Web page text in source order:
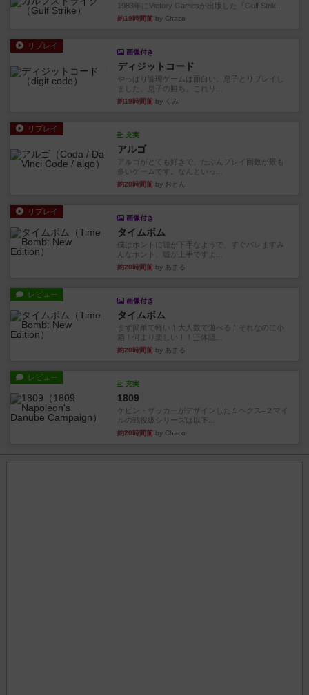
1983年にVictory Gamesが出版した『Gulf Strik...
約19時間前 by Chaco
リプレイ
画像付き
ディジットコード
やっぱり論理ゲームは面白い。息子とリプレイし
ました。息子の勝ち。これリ...
約19時間前 by くみ
リプレイ
充実
アルゴ
アルゴがとても好きで、たぶんプレイ回数が最も
多いゲームです。なんといっ...
約20時間前 by おとん
リプレイ
画像付き
タイムボム
僕はホントに嘘が下手なようで、すぐバレますみ
んなホント、嘘が上手ですよ...
約20時間前 by あまる
レビュー
画像付き
タイムボム
まず簡単で軽い！大人数で遊べる！それなのに小
箱！何より楽しい！！正体隠...
約20時間前 by あまる
レビュー
充実
1809
ケビン・ザッカーがデザインした１ヘクス=２マイ
ルの戦役級シリーズは以下...
約20時間前 by Chaco